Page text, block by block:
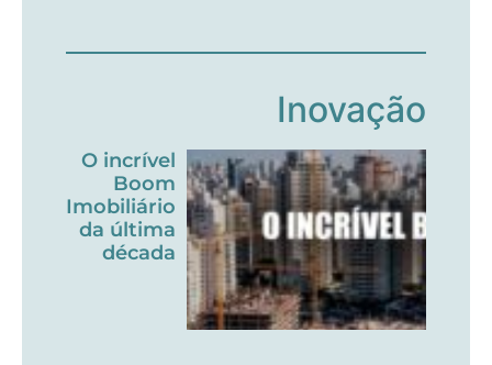
Inovação
O incrível
Boom
Imobiliário
da última
década